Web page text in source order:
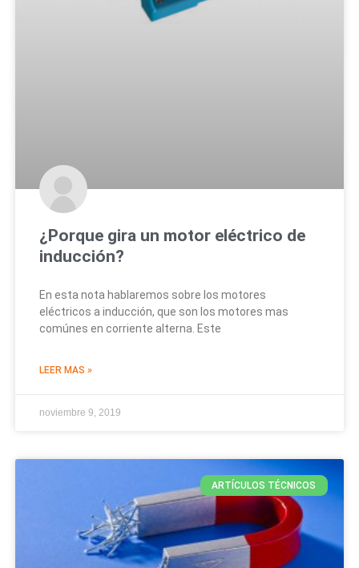
¿Porque gira un motor eléctrico de
inducción?
En esta nota hablaremos sobre los motores
eléctricos a inducción, que son los motores mas
comúnes en corriente alterna. Este
LEER MAS »
noviembre 9, 2019
ARTÍCULOS TÉCNICOS